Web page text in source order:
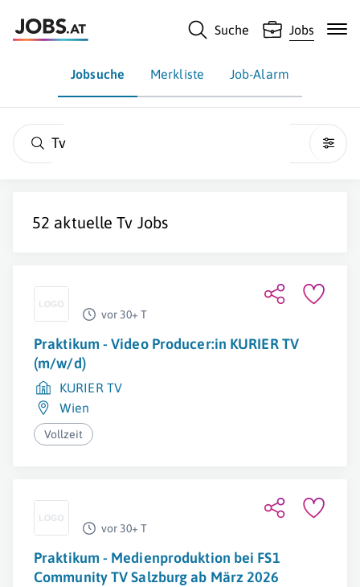
Suche Jobs
Jobsuche Merkliste Job-Alarm
Tv
52 aktuelleTv Jobs
vor 30+ T
Praktikum - Video Producer:in KURIER TV
(m/w/d)
KURIER TV
Wien
Vollzeit
vor 30+ T
Praktikum - Medienproduktion bei FS1
Community TV Salzburg ab März 2026